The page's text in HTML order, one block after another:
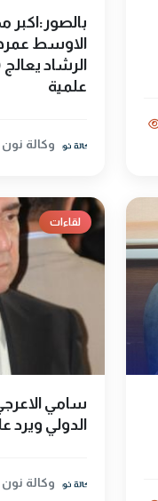
علمية
وكالة نون
لقاءات
سامي
الدولي ويرد
وكالة نون